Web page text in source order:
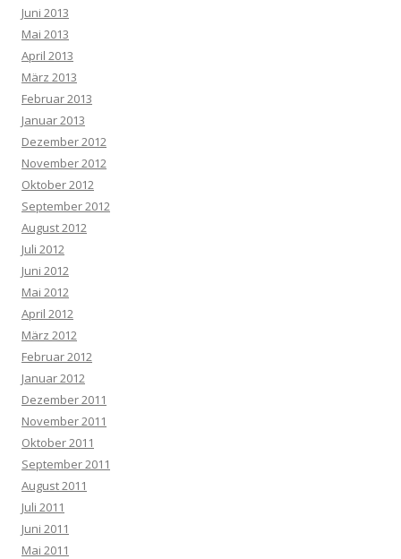
Juni 2013
Mai 2013
April 2013
März 2013
Februar 2013
Januar 2013
Dezember 2012
November 2012
Oktober 2012
September 2012
August 2012
Juli 2012
Juni 2012
Mai 2012
April 2012
März 2012
Februar 2012
Januar 2012
Dezember 2011
November 2011
Oktober 2011
September 2011
August 2011
Juli 2011
Juni 2011
Mai 2011